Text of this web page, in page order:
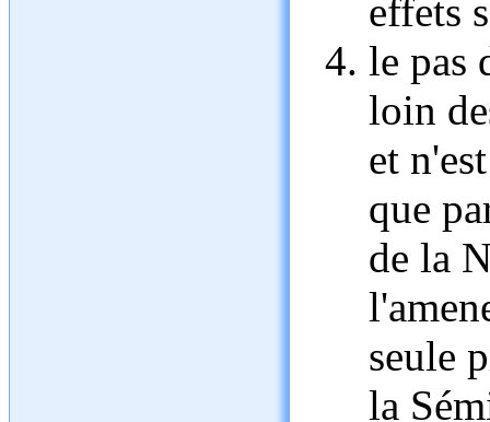
effets
le pas
loin
et
que
de la
seule
la